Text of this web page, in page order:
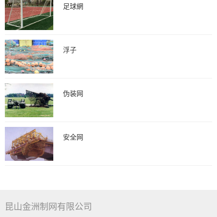
足球網
浮子
伪装网
安全网
昆山金洲制网有限公司